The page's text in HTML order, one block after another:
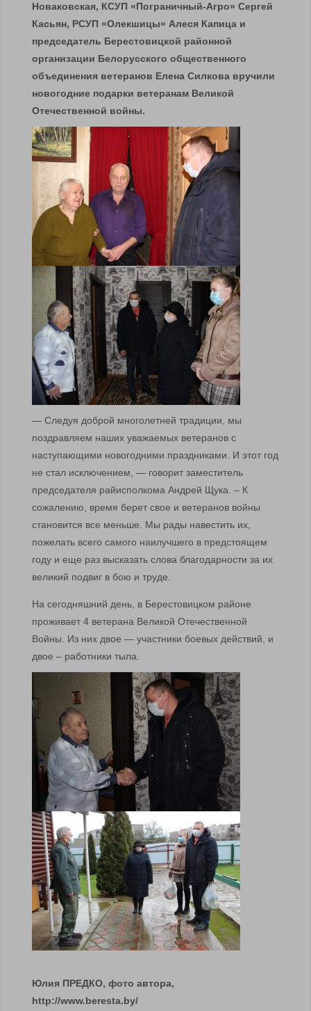
Новаковская, КСУП «Пограничный-Агро» Сергей
Касьян, РСУП «Олекшицы» Алеся Капица и
председатель Берестовицкой районной
организации Белорусского общественного
объединения ветеранов Елена Силкова вручили
новогодние подарки ветеранам Великой
Отечественной войны.
— Следуя доброй многолетней традиции, мы
поздравляем наших уважаемых ветеранов с
наступающими новогодними праздниками. И этот год
не стал исключением, — говорит заместитель
председателя райисполкома Андрей Щука. – К
сожалению, время берет свое и ветеранов войны
становится все меньше. Мы рады навестить их,
пожелать всего самого наилучшего в предстоящем
году и еще раз высказать слова благодарности за их
великий подвиг в бою и труде.
На сегодняшний день, в Берестовицком районе
проживает 4 ветерана Великой Отечественной
Войны. Из них двое — участники боевых действий, и
двое – работники тыла.
Юлия ПРЕДКО, фото автора,
http://www.beresta.by/